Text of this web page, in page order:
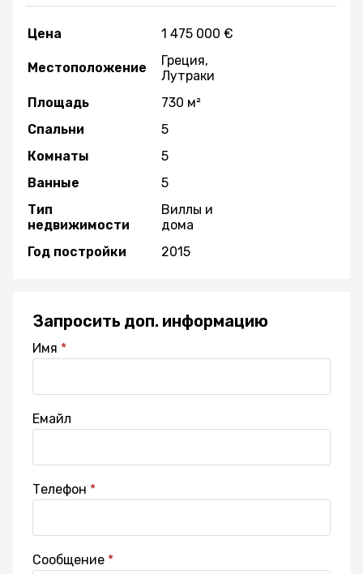
Цена 1 475 000 €
Местоположение
Греция,
Лутраки
Площадь
730 м²
Спальни
5
Комнаты
5
Ванные
5
Тип
недвижимости
Виллы и
дома
Год постройки
2015
Запросить доп. информацию
Имя
Емайл
Телефон
Сообщение